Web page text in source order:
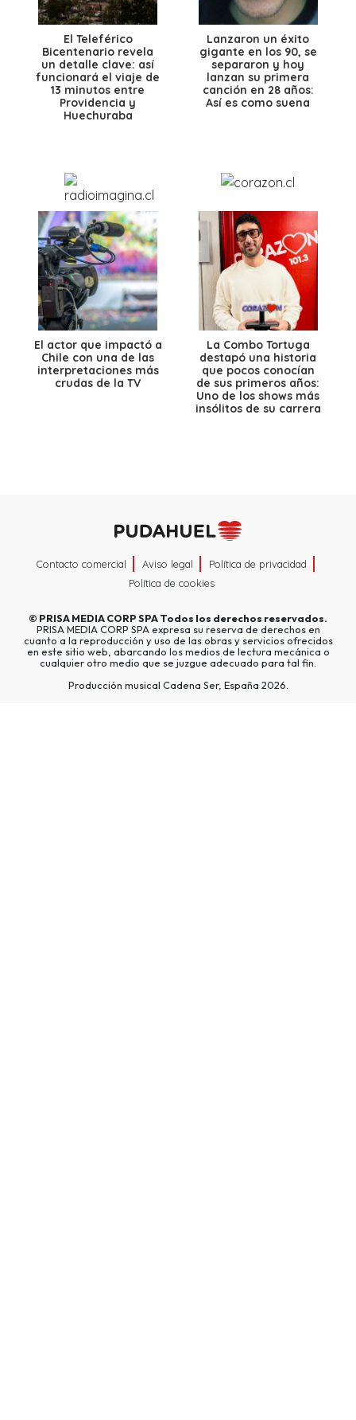
El Teleférico
Bicentenario revela
un detalle clave: así
funcionará el viaje de
13 minutos entre
Providencia y
Huechuraba
Lanzaron un éxito
gigante en los 90, se
separaron y hoy
lanzan su primera
canción en 28 años:
Así es como suena
El actor que impactó a
Chile con una de las
interpretaciones más
crudas de la TV
La Combo Tortuga
destapó una historia
que pocos conocían
de sus primeros años:
Uno de los shows más
insólitos de su carrera
Contacto comercial Aviso legal
Política de privacidad
Política de cookies
© PRISA MEDIA CORP SPATodos los derechos reservados.
PRISA MEDIA CORP SPA expresa su reserva de derechos en
cuanto a la reproducción y uso de las obras y servicios ofrecidos
en este sitio web, abarcando los medios de lectura mecánica o
cualquier otro medio que se juzgue adecuado para tal fin.
Producción musical Cadena Ser, España 2026.